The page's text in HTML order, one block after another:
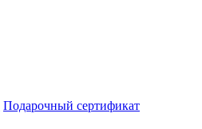
Подарочный сертификат